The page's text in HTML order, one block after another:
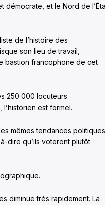
démocrate, et le Nord de
de l’histoire des
son lieu de travail,
bastion francophone de cet
250 000 locuteurs
est formel.
mêmes tendances politiques
dire qu’ils voteront plutôt
diminue très rapidement. La